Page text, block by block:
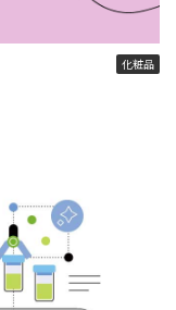
化粧品